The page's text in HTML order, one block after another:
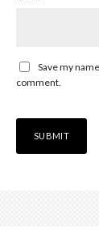
Save my
comment.